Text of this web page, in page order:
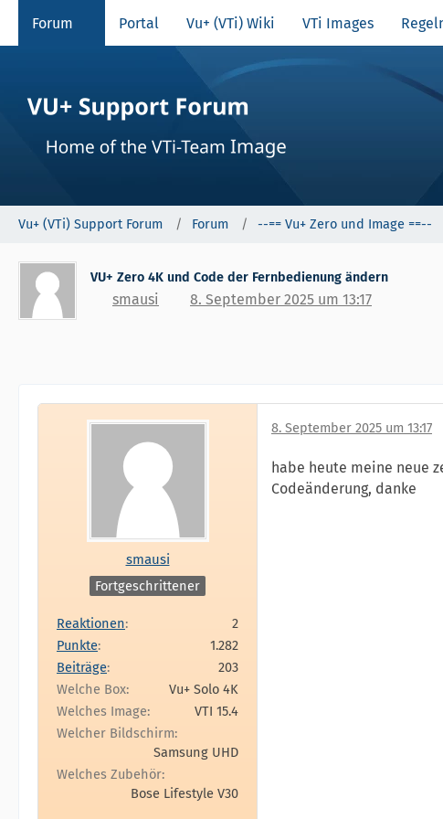
Forum Portal Vu+ (VTi) Wiki VTi Images
Vu+ (VTi) Support Forum Forum --== Vu+ Zero und Image ==--
VU+ Zero 4K und Code der Fernbedienung ändern
smausi 8. September 2025 um 13:17
smausi
Fortgeschrittener
Reaktionen
2
Punkte
1.282
Beiträge
203
Welche Box
Vu+ Solo 4K
Welches Image
VTI 15.4
Welcher Bildschirm
Samsung UHD
Welches Zubehör
Bose Lifestyle V30
8. September 2025 um 13:17
habe heute meine neue
Codeänderung, danke